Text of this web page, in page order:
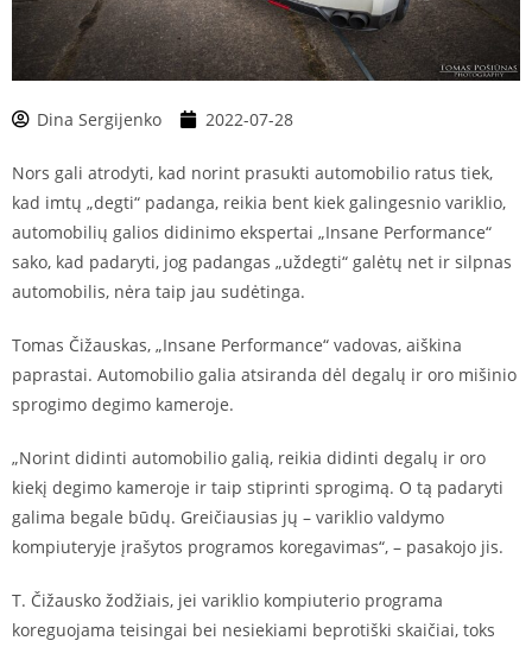
Dina Sergijenko 2022-07-28
Nors gali atrodyti, kad norint prasukti automobilio ratus tiek,
kad imtų „degti“ padanga, reikia bent kiek galingesnio variklio,
automobilių galios didinimo ekspertai „Insane Performance“
sako, kad padaryti, jog padangas „uždegti“ galėtų net ir silpnas
automobilis, nėra taip jau sudėtinga.
Tomas Čižauskas, „Insane Performance“ vadovas, aiškina
paprastai. Automobilio galia atsiranda dėl degalų ir oro mišinio
sprogimo degimo kameroje.
„Norint didinti automobilio galią, reikia didinti degalų ir oro
kiekį degimo kameroje ir taip stiprinti sprogimą. O tą padaryti
galima begale būdų. Greičiausias jų – variklio valdymo
kompiuteryje įrašytos programos koregavimas“, – pasakojo jis.
T. Čižausko žodžiais, jei variklio kompiuterio programa
koreguojama teisingai bei nesiekiami beprotiški skaičiai, toks